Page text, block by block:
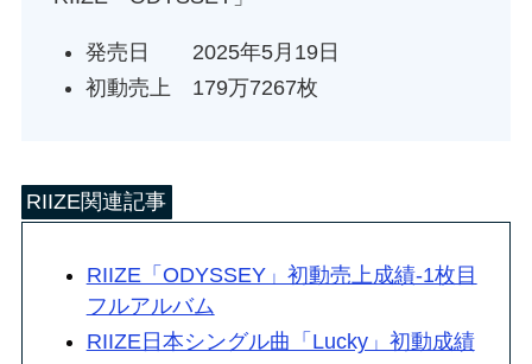
発売日 2025年5月19日
初動売上 179万7267枚
RIIZE関連記事
RIIZE「ODYSSEY」初動売上成績-1枚目
フルアルバム
RIIZE日本シングル曲「Lucky」初動成績